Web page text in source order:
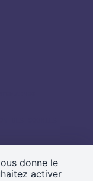
donne le
activer
européenne